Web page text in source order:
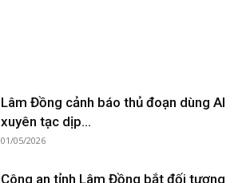
Lâm Đồng cảnh báo thủ đoạn dùng AI
xuyên tạc dịp...
01/05/2026
Công an tỉnh Lâm Đồng bắt đối tượng